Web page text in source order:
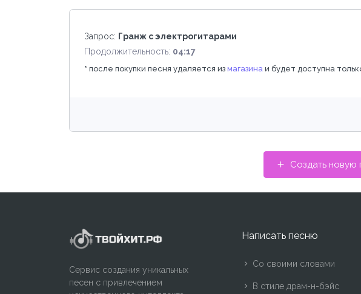
Запрос: Гранж с электрогитарами
Продолжительность: 04:17
* после покупки песня удаляется из магазина и будет доступна
Создать новую
Сервис создания уникальных
песен с привлечением
Написать песню
Со своими словами
В стиле драм-н-бэйс